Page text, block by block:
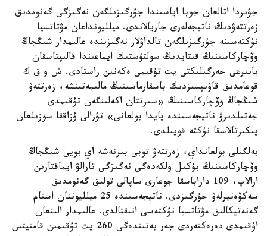
جۋىردا اتالعان جوبا اياسىندا جۇرگىزىلگەن نەگىزگى گەنومدىق
زەرتتەۋدىڭ ناتيجەلەرى جاريالاندى. ميلليونداعان مۋتاتسيا
نۇكتەسىنە جۇرگىزىلگەن تالداۋلار نەگىزىندە عالىمدار شىڭجاڭ
وۆچاركاسىنىڭ قىتايدىڭ سولتۇستىك ايماعىندا قالىپتاسقان
بايىرعى جەرگىلىكتى يت تۇقىمى ەكەنىن راستادى. ش و ق ك
قوعامدىق قاۋىپسىزدىك باسقارماسىنىڭ مالىمەتىنشە، زەرتتەۋ
شىڭجاڭ وۆچاركاسىنىڭ «سىرتتان اكەلىنگەن تۇقىمدى
جەتىلدىرۋ ناتيجەسىندە پايدا بولعانى» تۋرالى ۇزاققا سوزىلعان
پىكىرتالاسقا نۇكتە قويىلدى.
بەلگىلى بولعانداي، زەرتتەۋ توبى بىرنەشە اي بويى شىڭجاڭ
وۆچاركاسىنىڭ بۇكىل ولكەدەگى نەگىزگى تارالۋ ايماقتارىن
ارالاپ، 109 داراباسقا جوعارى ساپالى تولىق گەنومدىق
سەكۆەنيرلەۋ جۇرگىزدى. ناتيجەسىندە 25 ميلليوننان استام
گەنەتيكالىق مۋتاتسيا نۇكتەسى انىقتالدى. عالىمدار الىنعان
اۋقىمدى دەرەكتەردى جەر بەتىندەگى 260 يت تۇقىمىن قامتيتىن